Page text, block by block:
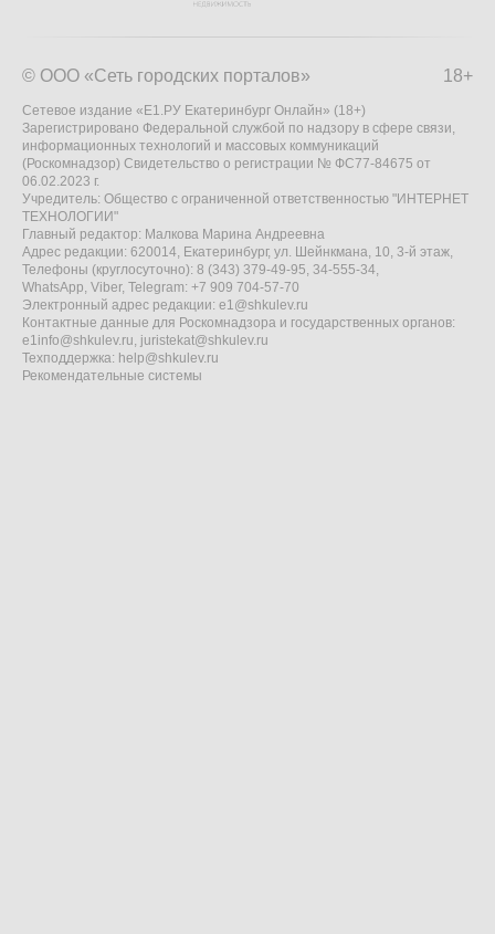
18+
© ООО «Сеть городских порталов»
Сетевое издание «Е1.РУ Екатеринбург Онлайн» (18+)
Зарегистрировано Федеральной службой по надзору в сфере связи,
информационных технологий и массовых коммуникаций
(Роскомнадзор) Свидетельство о регистрации № ФС77-84675 от
06.02.2023 г.
Учредитель: Общество с ограниченной ответственностью "ИНТЕРНЕТ
ТЕХНОЛОГИИ"
Главный редактор: Малкова Марина Андреевна
Адрес редакции: 620014, Екатеринбург, ул. Шейнкмана, 10, 3-й этаж,
Телефоны (круглосуточно): 8 (343) 379-49-95, 34-555-34,
WhatsApp, Viber, Telegram: +7 909 704-57-70
Электронный адрес редакции: e1@shkulev.ru
Контактные данные для Роскомнадзора и государственных органов:
e1info@shkulev.ru, juristekat@shkulev.ru
Техподдержка: help@shkulev.ru
Рекомендательные системы